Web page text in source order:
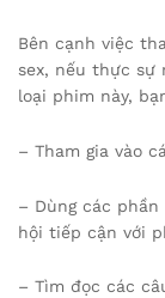
Bên cạnh việc
sex, nếu thực sự
loại phim này,
– Tham gia vào
– Dùng các
hội tiếp cận với
– Tìm đọc các